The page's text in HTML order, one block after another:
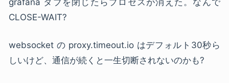
CLOSE-WAIT?
websocket の proxy.timeout.io はデフォルト30秒ら
しいけど、通信が続くと一生切断されないのかも?